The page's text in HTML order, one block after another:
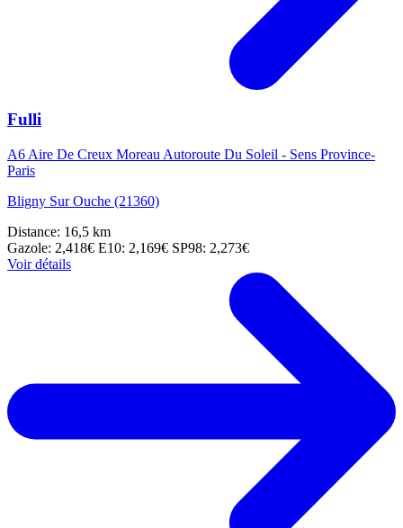
Fulli
A6 Aire De Creux Moreau Autoroute Du Soleil - Sens Province-
Paris
Bligny Sur Ouche (21360)
Distance: 16,5 km
Gazole: 2,418€ E10: 2,169€ SP98: 2,273€
Voir détails